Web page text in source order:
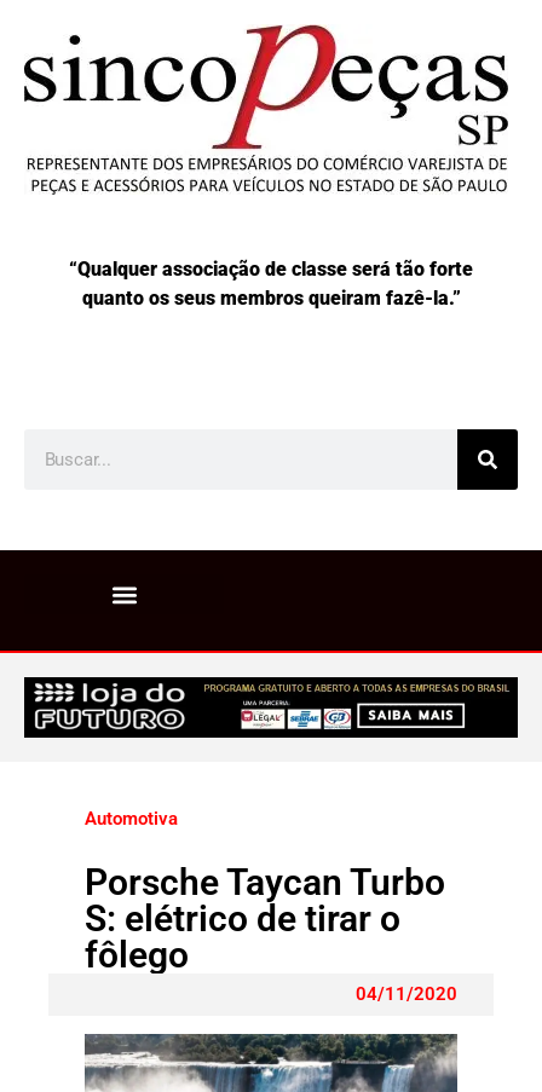
“Qualquer associação de classe será tão forte
quanto os seus membros queiram fazê-la.”
Automotiva
Porsche Taycan Turbo
S: elétrico de tirar o
fôlego
04/11/2020